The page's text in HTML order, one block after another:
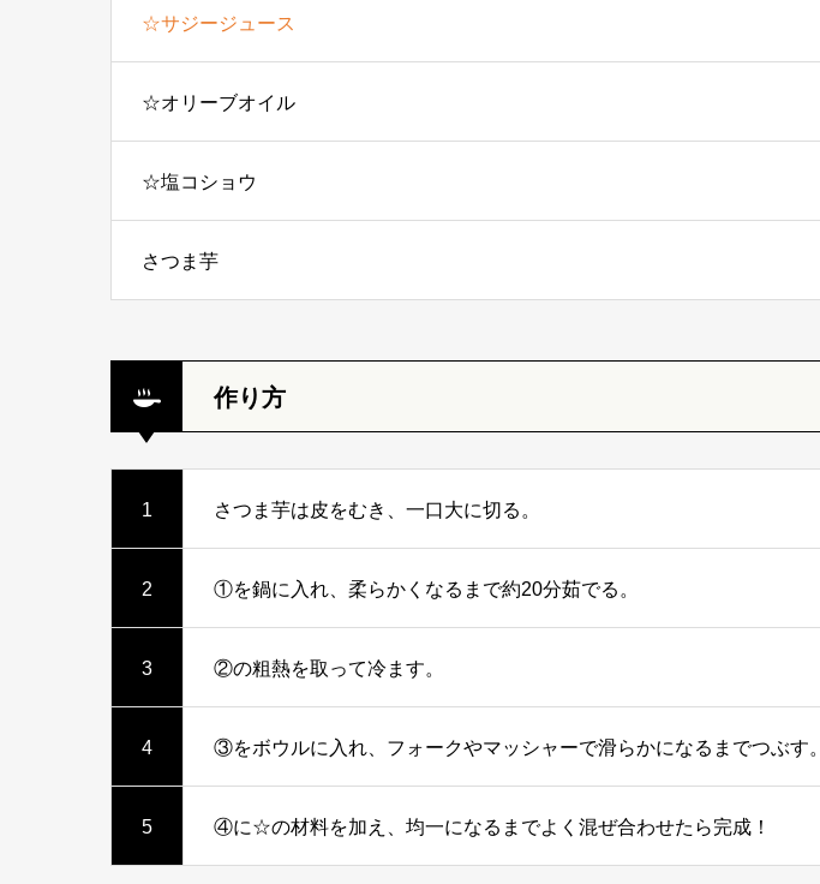
☆サジージュース
☆オリーブオイル
☆塩コショウ
さつま芋
作り方
1 さつま芋は皮をむき、一口大に切る。
2 ①を鍋に入れ、柔らかくなるまで約20分茹でる。
3 ②の粗熱を取って冷ます。
4 ③をボウルに入れ、フォークやマッシャーで滑らかになるまでつぶす。
5 ④に☆の材料を加え、均一になるまでよく混ぜ合わせたら完成！